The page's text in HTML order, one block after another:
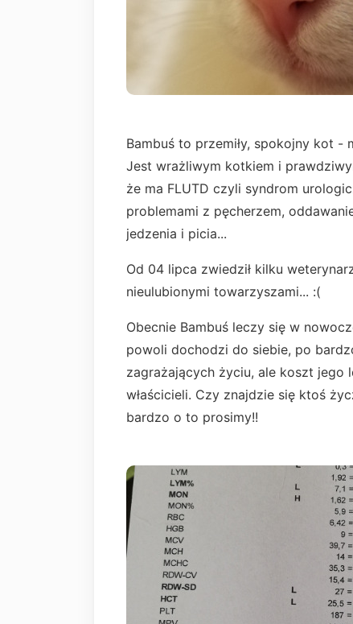
Bambuś to przemiły, spokojny kot -
Jest wrażliwym kotkiem i
że ma FLUTD czyli syndrom
problemami z pęcherzem,
jedzenia i picia...
Od 04 lipca zwiedził kilku
nieulubionymi towarzyszami... :(
Obecnie Bambuś leczy się w
powoli dochodzi do siebie, po
zagrażających życiu, ale koszt jego
właścicieli. Czy znajdzie się ktoś
bardzo o to prosimy!!